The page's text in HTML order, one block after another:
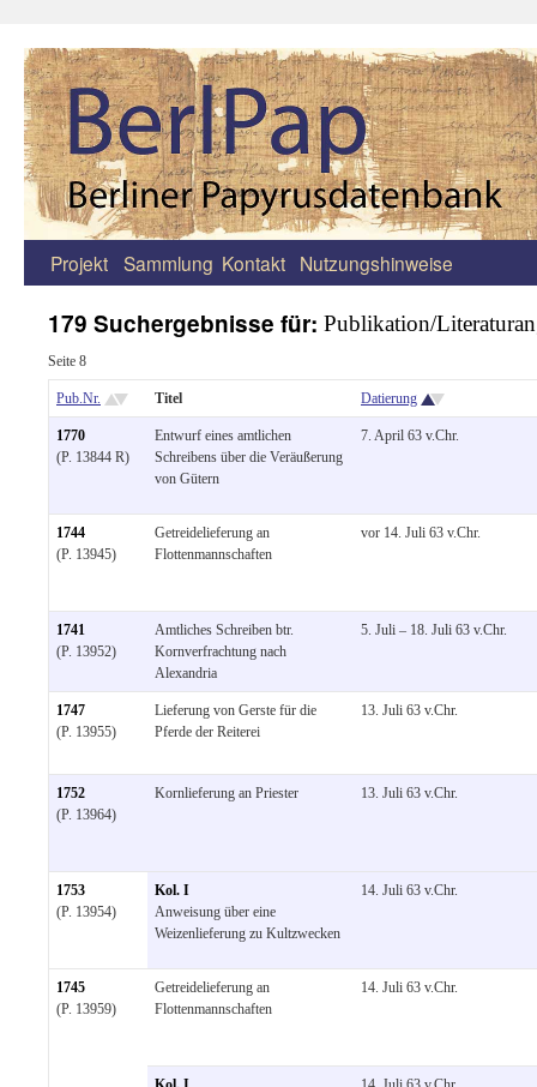
Zum
springen
Projekt Sammlung Kontakt Nutzungshinweise
179 Suchergebnisse für: Publikation/
Seite 8
Pub.Nr. Titel Datierung
1770
(P. 13844 R)
Entwurf eines amtlichen
Schreibens über die Veräußerung
von Gütern
7. April 63 v.Chr.
1744
(P. 13945)
Getreidelieferung an
Flottenmannschaften
vor 14. Juli 63 v.Chr.
1741
(P. 13952)
Amtliches Schreiben btr.
Kornverfrachtung nach
Alexandria
5. Juli – 18. Juli 63 v.Chr.
1747
(P. 13955)
Lieferung von Gerste für die
Pferde der Reiterei
13. Juli 63 v.Chr.
1752
(P. 13964)
Kornlieferung an Priester 13. Juli 63 v.Chr.
1753
(P. 13954)
Kol. I
Anweisung über eine
Weizenlieferung zu Kultzwecken
14. Juli 63 v.Chr.
1745
(P. 13959)
Getreidelieferung an
Flottenmannschaften
14. Juli 63 v.Chr.